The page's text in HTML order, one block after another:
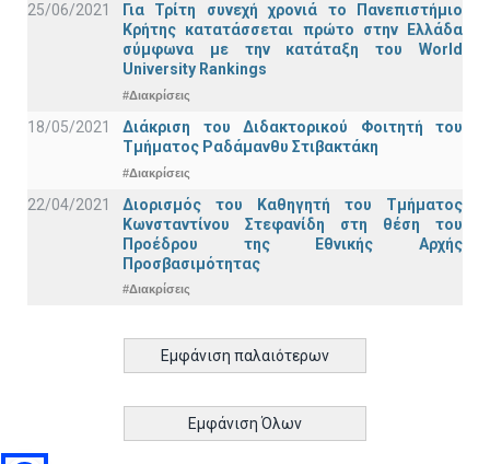
25/06/2021
Για Τρίτη συνεχή χρονιά το Πανεπιστήμιο
Κρήτης κατατάσσεται πρώτο στην Ελλάδα
σύμφωνα με την κατάταξη του World
University Rankings
#Διακρίσεις
18/05/2021
Διάκριση του Διδακτορικού Φοιτητή του
Τμήματος Ραδάμανθυ Στιβακτάκη
#Διακρίσεις
22/04/2021
Διορισμός του Καθηγητή του Τμήματος
Κωνσταντίνου Στεφανίδη στη θέση του
Προέδρου της Εθνικής Αρχής
Προσβασιμότητας
#Διακρίσεις
Εμφάνιση παλαιότερων
Εμφάνιση Όλων